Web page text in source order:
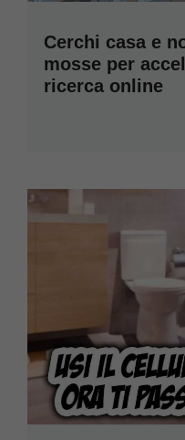
Cerchi casa e
mosse per
ricerca online